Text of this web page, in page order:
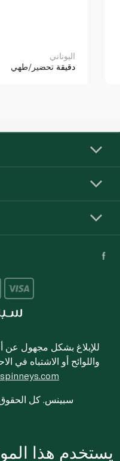
اليوناني
دقيقة تحضير/طهي
للإبلاغ بشكل مجهول عن
واللوائح أو الاشتباه في
© 2020-2026 سبينس. كل
يستخدم هذا